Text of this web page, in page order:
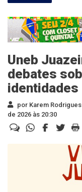
Uneb
debates
identidades
por Karem
de 2026 às 20:30